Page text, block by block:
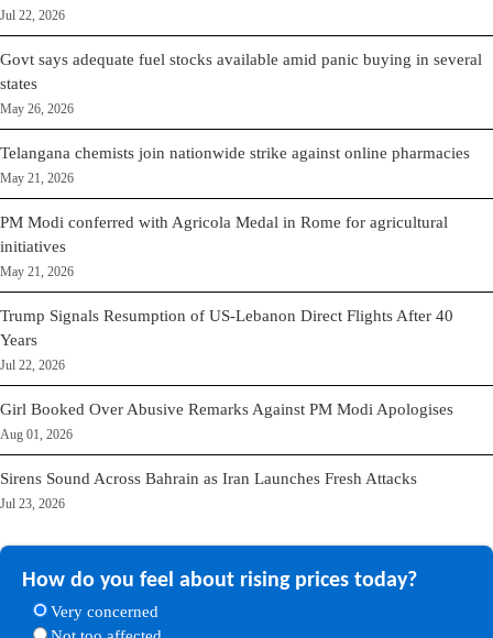
Jul 22, 2026
Govt says adequate fuel stocks available amid panic buying in several
states
May 26, 2026
Telangana chemists join nationwide strike against online pharmacies
May 21, 2026
PM Modi conferred with Agricola Medal in Rome for agricultural
initiatives
May 21, 2026
Trump Signals Resumption of US-Lebanon Direct Flights After 40
Years
Jul 22, 2026
Girl Booked Over Abusive Remarks Against PM Modi Apologises
Aug 01, 2026
Sirens Sound Across Bahrain as Iran Launches Fresh Attacks
Jul 23, 2026
How do you feel about rising prices today?
Very concerned